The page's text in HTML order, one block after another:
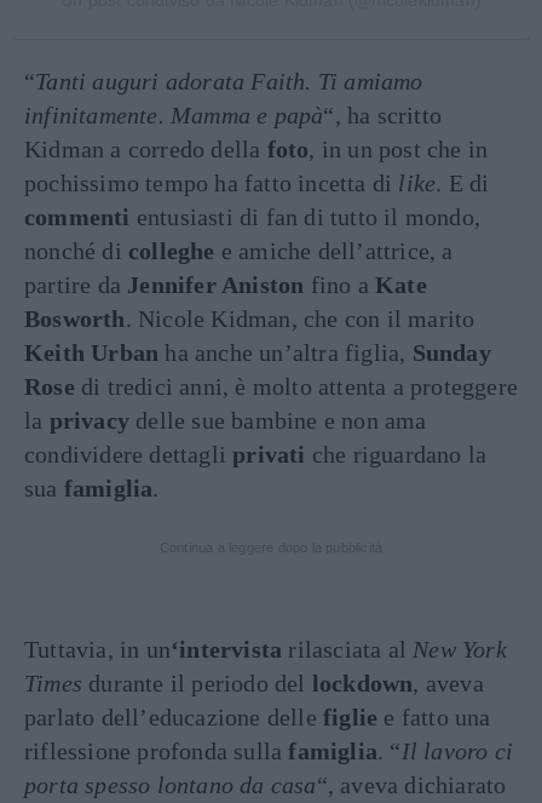
“Tanti auguri adorata Faith. Ti amiamo
infinitamente. Mamma e papà“, ha scritto
Kidman a corredo della foto, in un post che in
pochissimo tempo ha fatto incetta di like. E di
commenti entusiasti di fan di tutto il mondo,
nonché di colleghe e amiche dell’attrice, a
partire da Jennifer Aniston fino aKate
Bosworth. Nicole Kidman, che con il marito
Keith Urban ha anche un’altra figlia, Sunday
Rose di tredici anni, è molto attenta a proteggere
la privacy delle sue bambine e non ama
condividere dettagliprivati che riguardano la
sua famiglia.
Tuttavia, in un‘intervista rilasciata al New York
Times durante il periodo del lockdown, aveva
parlato dell’educazione delle figlie e fatto una
riflessione profonda sullafamiglia. “Il lavoro ci
porta spesso lontano da casa“, aveva dichiarato